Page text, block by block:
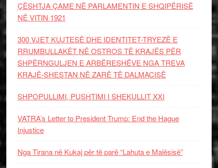
ÇËSHTJA ÇAME NË PARLAMENTIN E SHQIPËRISË
NË VITIN 1921
300 VJET KUJTESË DHE IDENTITET-TRYEZË E
RRUMBULLAKËT NË OSTROS TË KRAJËS PËR
SHPËRNGULJEN E ARBËRESHËVE NGA TREVA
KRAJË-SHESTAN NË ZARË TË DALMACISË
SHPOPULLIMI, PUSHTIMI I SHEKULLIT XXI
VATRA’s Letter to President Trump: End the Hague
Injustice
Nga Tirana në Kukaj për të parë “Lahuta e Malësisë”